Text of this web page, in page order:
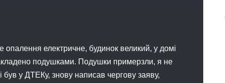
опалення електричне, будинок великий, у домі
подушками. Подушки примерзли, я не
був у ДТЕКу, знову написав чергову заяву,